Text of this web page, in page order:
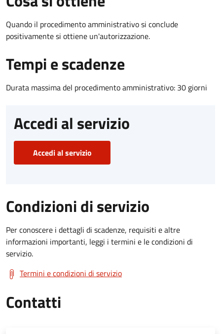
Quando il procedimento amministrativo si conclude
positivamente si ottiene un'autorizzazione.
Tempi e scadenze
Durata massima del procedimento amministrativo: 30 giorni
Accedi al servizio
Accedi al servizio
Condizioni di servizio
Per conoscere i dettagli di scadenze, requisiti e altre
informazioni importanti, leggi i termini e le condizioni di
servizio.
Termini e condizioni di servizio
Contatti